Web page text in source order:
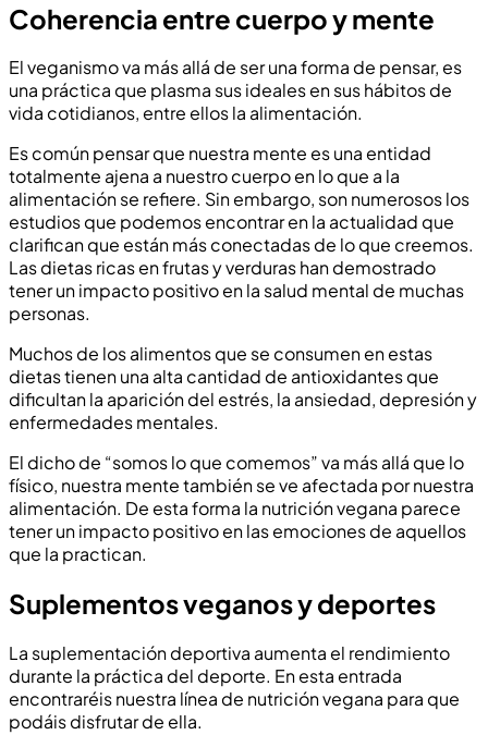
Coherencia entre cuerpo y mente
El veganismo va más allá de ser una forma de pensar, es
una práctica que plasma sus ideales en sus hábitos de
vida cotidianos, entre ellos la alimentación.
Es común pensar que nuestra mente es una entidad
totalmente ajena a nuestro cuerpo en lo que a la
alimentación se refiere. Sin embargo, son numerosos los
estudios que podemos encontrar en la actualidad que
clarifican que están más conectadas de lo que creemos.
Las dietas ricas en frutas y verduras han demostrado
tener un impacto positivo en la salud mental de muchas
personas.
Muchos de los alimentos que se consumen en estas
dietas tienen una alta cantidad de antioxidantes que
dificultan la aparición del estrés, la ansiedad, depresión y
enfermedades mentales.
El dicho de “somos lo que comemos” va más allá que lo
físico, nuestra mente también se ve afectada por nuestra
alimentación. De esta forma la nutrición vegana parece
tener un impacto positivo en las emociones de aquellos
que la practican.
Suplementos veganos y deportes
La suplementación deportiva aumenta el rendimiento
durante la práctica del deporte. En esta entrada
encontraréis nuestra línea de nutrición vegana para que
podáis disfrutar de ella.